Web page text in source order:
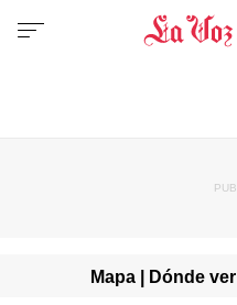
Mapa | Dónde